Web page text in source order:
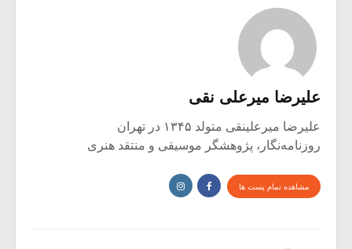
علیرضا میرعلی نقی
علیرضا میرعلینقی متولد ۱۳۴۵ در تهران
روزنامه‌نگار، پژوهشگر موسیقی و منتقد هنری
مشاهده تمام پست ها